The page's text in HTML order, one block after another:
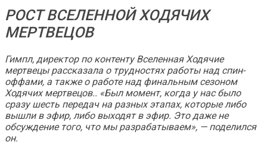
РОСТ ВСЕЛЕННОЙ ХОДЯЧИХ
МЕРТВЕЦОВ
Гимпл, директор по контенту ВселеннаяХодячие
мертвецырассказала о трудностях работы над спин-
оффами, а также о работе над финальным сезоном
Ходячих мертвецов.. «Был момент, когда у нас было
сразу шесть передач на разных этапах, которые либо
вышли в эфир, либо выходят в эфир. Это даже не
обсуждение того, что мы разрабатываем», — поделился
он.